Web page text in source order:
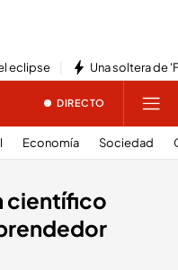
eclipse Una soltera de
DIRECTO
Economía Sociedad
científico